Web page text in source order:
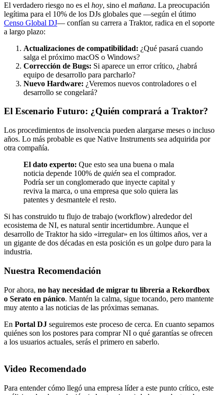
El verdadero riesgo no es el hoy, sino el mañana. La preocupación
legítima para el 10% de los DJs globales que —según el útimo
Censo Global DJ— confían su carrera a Traktor, radica en el soporte
a largo plazo:
Actualizaciones de compatibilidad: ¿Qué pasará cuando
salga el próximo macOS o Windows?
Corrección de Bugs: Si aparece un error crítico, ¿habrá
equipo de desarrollo para parcharlo?
Nuevo Hardware: ¿Veremos nuevos controladores o el
desarrollo se congelará?
El Escenario Futuro: ¿Quién comprará a Traktor?
Los procedimientos de insolvencia pueden alargarse meses o incluso
años. Lo más probable es que Native Instruments sea adquirida por
otra compañía.
El dato experto: Que esto sea una buena o mala
noticia depende 100% de quién sea el comprador.
Podría ser un conglomerado que inyecte capital y
reviva la marca, o una empresa que solo quiera las
patentes y desmantele el resto.
Si has construido tu flujo de trabajo (workflow) alrededor del
ecosistema de NI, es natural sentir incertidumbre. Aunque el
desarrollo de Traktor ha sido «irregular» en los últimos años, ver a
un gigante de dos décadas en esta posición es un golpe duro para la
industria.
Nuestra Recomendación
Por ahora, no hay necesidad de migrar tu librería a Rekordbox
o Serato en pánico. Mantén la calma, sigue tocando, pero mantente
muy atento a las noticias de las próximas semanas.
En Portal DJ seguiremos este proceso de cerca. En cuanto sepamos
quiénes son los postores para comprar NI o qué garantías se ofrecen
a los usuarios actuales, serás el primero en saberlo.
Video Recomendado
Para entender cómo llegó una empresa líder a este punto crítico, este